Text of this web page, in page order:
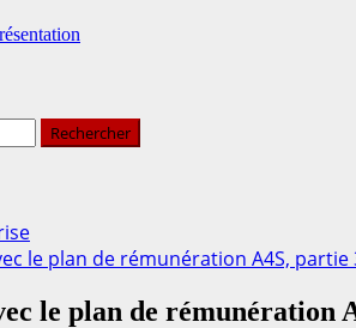
le plan de rémunération A4S, partie
le plan de rémunération